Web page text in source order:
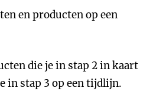
en producten op een
die je in stap 2 in kaart
in stap 3 op een tijdlijn.